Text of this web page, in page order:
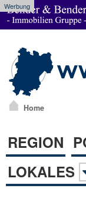
Werbung
Home
REGION
LOKALES